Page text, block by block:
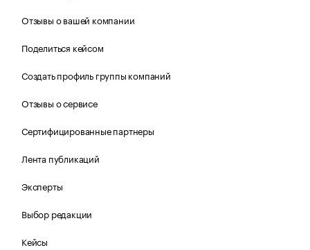
Отзывы о вашей компании
Поделиться кейсом
Создать профиль группы компаний
Отзывы о сервисе
Сертифицированные партнеры
Лента публикаций
Эксперты
Выбор редакции
Кейсы